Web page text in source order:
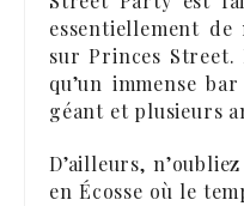
essentiellement de
sur Princes
qu’un immense
géant et plusieurs
D’ailleurs,
en Écosse où le